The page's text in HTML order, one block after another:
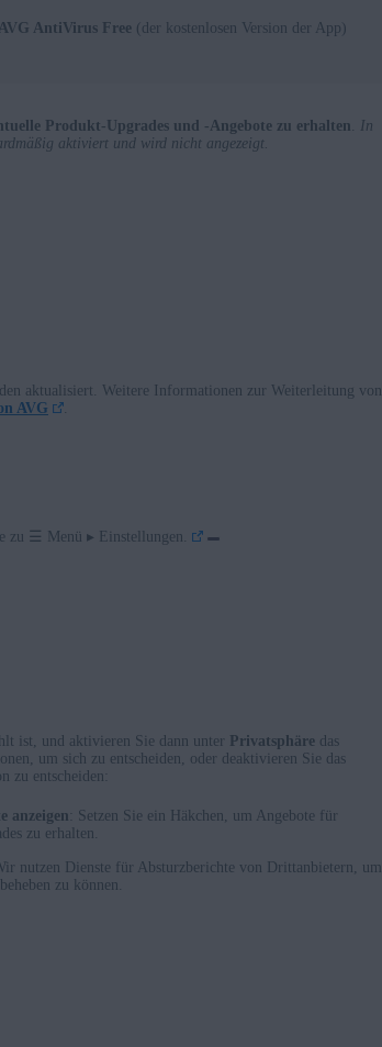
AVG AntiVirus Free (der kostenlosen Version der App)
Produkt-Upgrades und -Angebote zu erhalten. In
aktiviert und wird nicht angezeigt.
aktualisiert. Weitere Informationen zur Weiterleitung von
AVG .
zu ☰ Menü ▸ Einstellungen.
ist, und aktivieren Sie dann unter Privatsphäre das
um sich zu entscheiden, oder deaktivieren Sie das
zu entscheiden:
anzeigen : Setzen Sie ein Häkchen, um Angebote für
zu erhalten.
nutzen Dienste für Absturzberichte von Drittanbietern, um
zu können.